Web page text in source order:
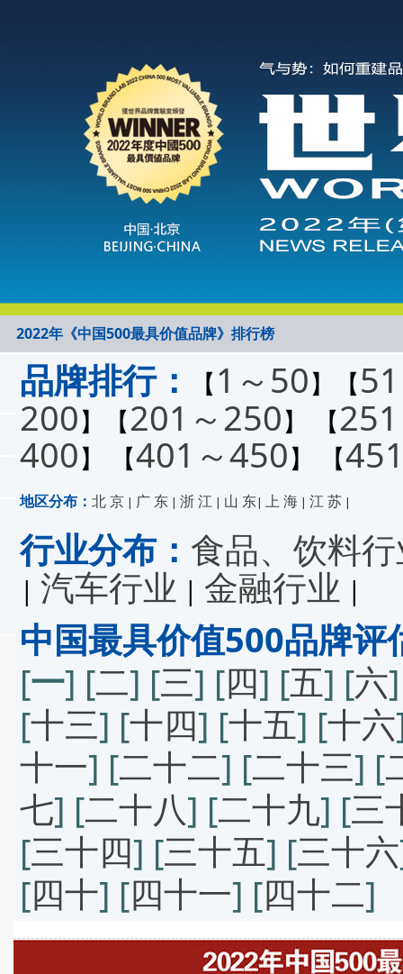
2022年《中国500最具价值品牌》排行榜
品牌排行： 【1～50】【
200】【201～250】 【
400】 【401～450】 【
地区分布： 北 京 | 广 东 | 浙 江 | 山 东| 上 海 | 江 苏 |
行业分布： 食品、饮料
| 汽车行业 | 金融行业 |
中国最具价值500品牌评
[一] [二] [三] [四] [五] [六
[十三] [十四] [十五] [十六
十一] [二十二] [二十三] [
七] [二十八] [二十九] [三
[三十四] [三十五] [三十六
[四十] [四十一] [四十二]